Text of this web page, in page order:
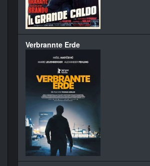
Verbrannte Erde